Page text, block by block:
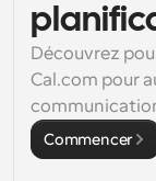
Découvrez
Cal.com pour
Commencer